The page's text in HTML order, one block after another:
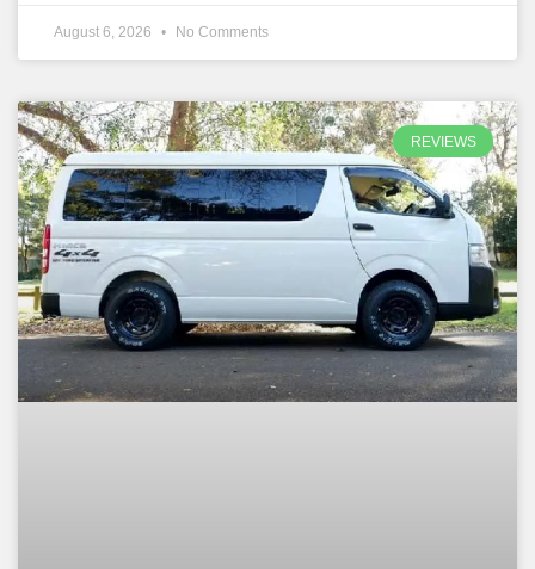
August 6, 2026 No Comments
REVIEWS